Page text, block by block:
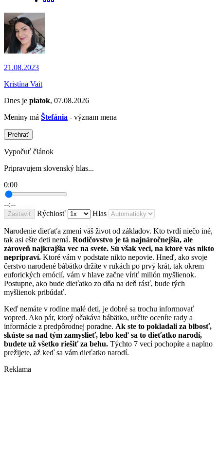
21.08.2023
Kristína Vait
Dnes je piatok, 07.08.2026
Meniny má Štefánia - význam mena
Prehrať
Vypočuť článok
Pripravujem slovenský hlas...
0:00
--:--
Zastaviť Rýchlosť Hlas
Narodenie dieťaťa zmení váš život od základov. Kto tvrdí niečo iné,
tak asi ešte deti nemá. Rodičovstvo je tá najnáročnejšia, ale
zároveň najkrajšia vec na svete. Sú však veci, na ktoré vás nikto
nepripraví. Ktoré vám v podstate nikto nepovie. Hneď, ako svoje
čerstvo narodené bábätko držíte v rukách po prvý krát, tak okrem
euforických emócií, vám v hlave začne víriť milión myšlienok.
Postupne, ako bude dieťatko zo dňa na deň rásť, bude tých
myšlienok pribúdať.
Keď nemáte v rodine malé deti, je dobré sa trochu informovať
vopred. Ako pár, ktorý očakáva bábätko, určite oceníte rady a
informácie z predpôrodnej poradne. Ak ste to pokladali za blbosť,
skúste sa nad tým zamyslieť, lebo keď sa to dieťatko narodí,
budete už všetko riešiť za behu. Týchto 7 vecí pochopíte a naplno
prežijete, až keď sa vám dieťatko narodí.
Reklama